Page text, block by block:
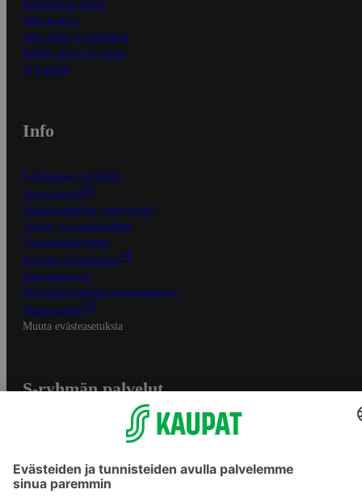
Ensitilaajan ohjeet
Näin maksat
Näin tilaat ja muokkaat
Kaikki ohjeet ja vinkit
In English
Info
S-Business yrityksille
Oiva-raportit
Osuuskauppojen yhteystiedot
Tilaus- ja toimitusehdot
Tietosuojakäytäntö
Palvelun käyttöehdot
Saavutettavuus
Mobiilisovelluksen saavutettavuus
Mainostajalle
Muuta evästeasetuksia
S-ryhmän palvelut
Yhteishyvä Ruoka -sovellus
S-ostoslista -sovellus